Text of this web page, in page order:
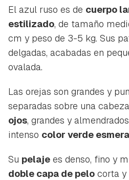
El azul ruso es de cuerpo
estilizado, de tamaño
cm y peso de 3-5 kg. Sus
delgadas, acabadas en
ovalada.
Las orejas son grandes y
separadas sobre una
ojos, grandes y
intenso color verde
Su pelaje es denso, fino y
doble capa de pelo corta y